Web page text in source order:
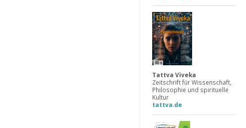
Tattva Viveka
Zeitschrift für Wissenschaft,
Philosophie und spirituelle
Kultur
tattva.de